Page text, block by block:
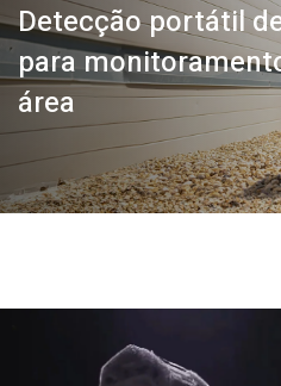
Detecção portátil
para
área